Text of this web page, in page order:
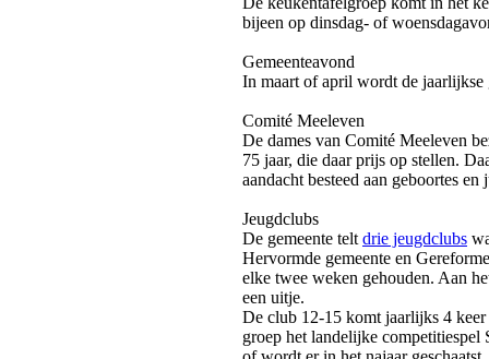
bijeen op dinsdag- of
Gemeenteavond
In maart of april wordt de jaarlijkse
Comité Meeleven
De dames van Comité Meeleven
75 jaar, die daar prijs op stellen.
aandacht besteed aan geboortes
Jeugdclubs
De gemeente telt drie jeugdclubs
Hervormde gemeente en
elke twee weken gehouden. Aan
een uitje.
De club 12-15 komt jaarlijks 4
groep het landelijke